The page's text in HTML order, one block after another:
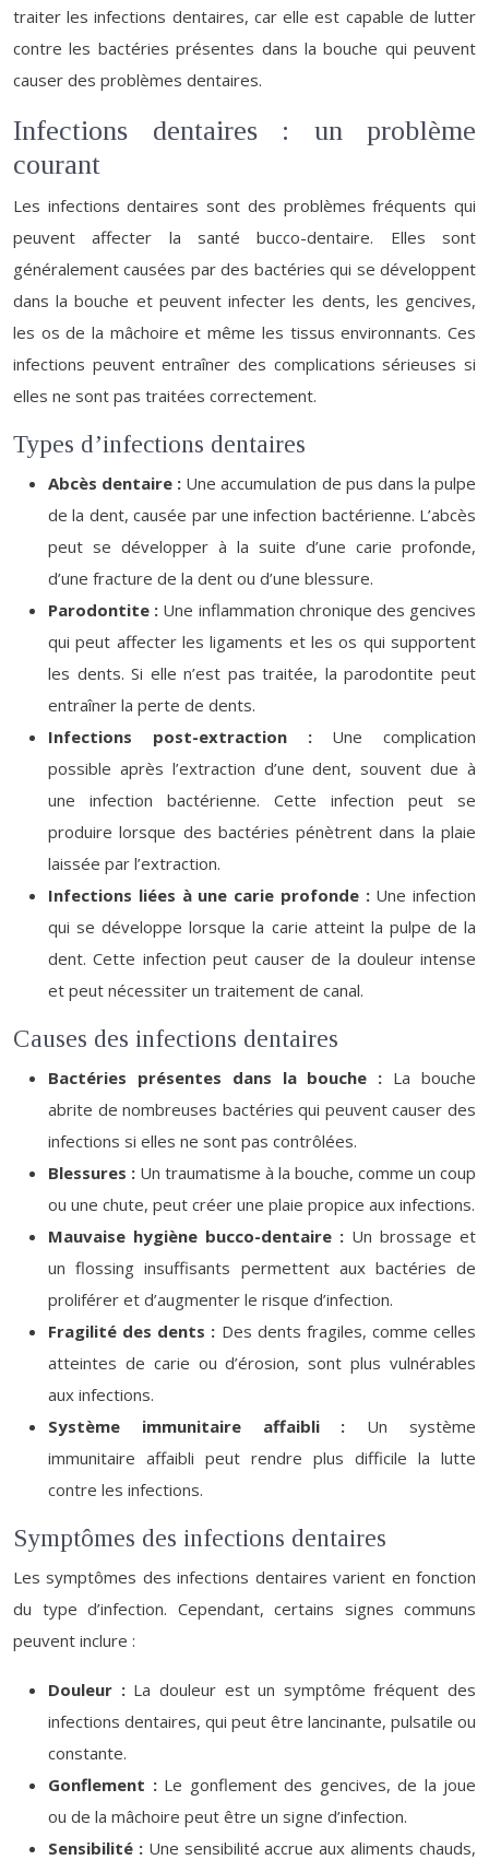
traiter les infections dentaires, car elle est capable de lutter
contre les bactéries présentes dans la bouche qui peuvent
causer des problèmes dentaires.
Infections dentaires : un problème
courant
Les infections dentaires sont des problèmes fréquents qui
peuvent affecter la santé bucco-dentaire. Elles sont
généralement causées par des bactéries qui se développent
dans la bouche et peuvent infecter les dents, les gencives,
les os de la mâchoire et même les tissus environnants. Ces
infections peuvent entraîner des complications sérieuses si
elles ne sont pas traitées correctement.
Types d’infections dentaires
Abcès dentaire : Une accumulation de pus dans la pulpe
de la dent, causée par une infection bactérienne. L’abcès
peut se développer à la suite d’une carie profonde,
d’une fracture de la dent ou d’une blessure.
Parodontite : Une inflammation chronique des gencives
qui peut affecter les ligaments et les os qui supportent
les dents. Si elle n’est pas traitée, la parodontite peut
entraîner la perte de dents.
Infections post-extraction : Une complication
possible après l’extraction d’une dent, souvent due à
une infection bactérienne. Cette infection peut se
produire lorsque des bactéries pénètrent dans la plaie
laissée par l’extraction.
Infections liées à une carie profonde : Une infection
qui se développe lorsque la carie atteint la pulpe de la
dent. Cette infection peut causer de la douleur intense
et peut nécessiter un traitement de canal.
Causes des infections dentaires
Bactéries présentes dans la bouche : La bouche
abrite de nombreuses bactéries qui peuvent causer des
infections si elles ne sont pas contrôlées.
Blessures : Un traumatisme à la bouche, comme un coup
ou une chute, peut créer une plaie propice aux infections.
Mauvaise hygiène bucco-dentaire : Un brossage et
un flossing insuffisants permettent aux bactéries de
proliférer et d’augmenter le risque d’infection.
Fragilité des dents : Des dents fragiles, comme celles
atteintes de carie ou d’érosion, sont plus vulnérables
aux infections.
Système immunitaire affaibli : Un système
immunitaire affaibli peut rendre plus difficile la lutte
contre les infections.
Symptômes des infections dentaires
Les symptômes des infections dentaires varient en fonction
du type d’infection. Cependant, certains signes communs
peuvent inclure :
Douleur : La douleur est un symptôme fréquent des
infections dentaires, qui peut être lancinante, pulsatile ou
constante.
Gonflement : Le gonflement des gencives, de la joue
ou de la mâchoire peut être un signe d’infection.
Sensibilité : Une sensibilité accrue aux aliments chauds,